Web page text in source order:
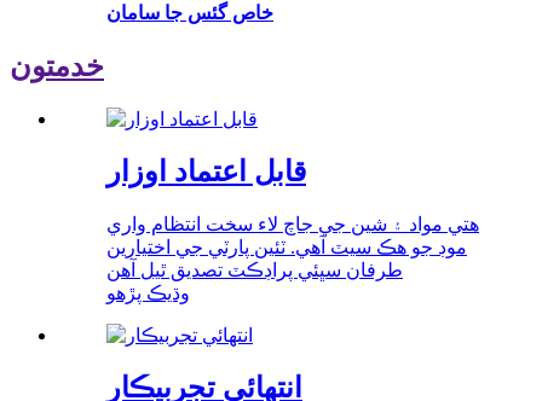
خاص گئس جا سامان
خدمتون
قابل اعتماد اوزار
هتي مواد ۽ شين جي جاچ لاء سخت انتظام واري
موڊ جو هڪ سيٽ آهي. ٽئين پارٽي جي اختيارين
طرفان سڀئي پراڊڪٽ تصديق ٿيل آهن
وڌيڪ پڙهو
انتهائي تجربيڪار